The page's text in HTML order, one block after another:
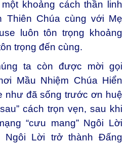
khoảng cách thần linh
Thiên Chúa cùng với Mẹ
luôn tôn trọng khoảng
trọng đến cùng.
ta còn được mời gọi
Mầu Nhiệm Chúa Hiển
như đã sống trước ơn huệ
cách trọn vẹn, sau khi
“cưu mang” Ngôi Lời
Ngôi Lời trở thành Đấng